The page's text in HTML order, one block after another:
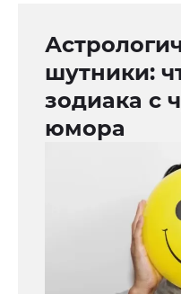
шутники:
зодиака с
юмора